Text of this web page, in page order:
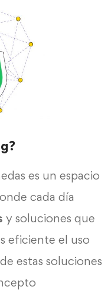
es un espacio
cada día
y soluciones que
eficiente el uso
estas soluciones